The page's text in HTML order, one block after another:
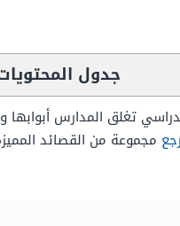
جدول
تغلق المدارس أبوابها
مجموعة من القصائد